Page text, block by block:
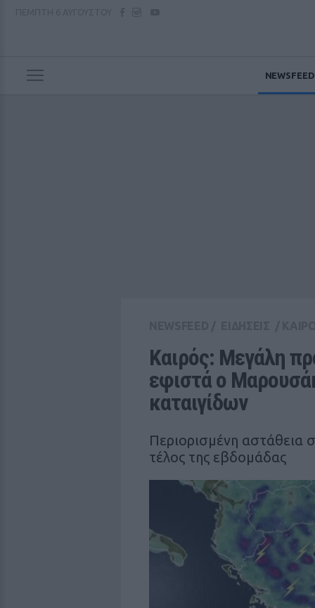
NEWSFEED
Καιρός: Μεγάλη
εφιστά ο
καταιγίδων
Περιορισμένη αστάθεια
τέλος της εβδομάδας